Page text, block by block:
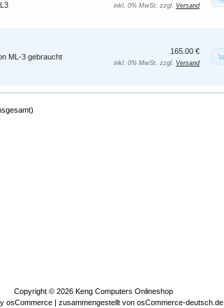
inkl. 0% MwSt. zzgl. Versand
ML-3 gebraucht
165.00 €
inkl. 0% MwSt. zzgl. Versand
Copyright © 2026 Keng Computers Onlineshop
osCommerce | zusammengestellt von osCommerce-deutsch.de